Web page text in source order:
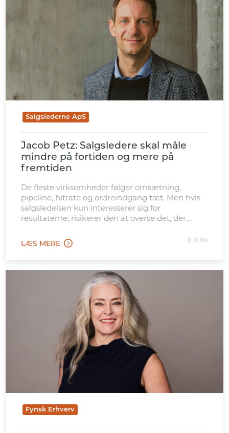
Salgslederne ApS
Jacob Petz: Salgsledere skal måle
mindre på fortiden og mere på
fremtiden
De fleste virksomheder følger omsætning,
pipeline, hitrate og ordreindgang tæt. Men hvis
salgsledelsen kun interesserer sig for
resultaterne, risikerer den at overse det, der
LÆS MERE 8 JUNI
Fynsk Erhverv